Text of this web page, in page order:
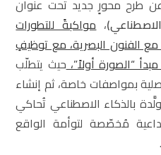
طرح محورٍ جديد تحت عنوان
،مواكبةً للتطورات
مع الفنون البصرية، مع توظيفٍ
“الصورة أولاً”،حيث يتطلّب
بمواصفات خاصة، ثم إنشاء
بالذكاء الاصطناعي تُحاكي
مُخصّصة لتوأمة الواقع